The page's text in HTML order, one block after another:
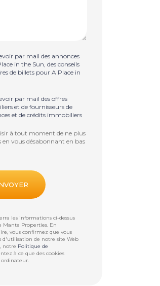
par mail des annonces
in the Sun, des conseils
de billets pour A Place in
par mail des offres
et de fournisseurs de
et de crédits immobiliers
à tout moment de ne plus
en vous désabonnant en bas
les informations ci-dessus
Manta Properties. En
vous confirmez que vous
d'utilisation de notre site Web
, notre Politique de
à ce que des cookies
ordinateur.